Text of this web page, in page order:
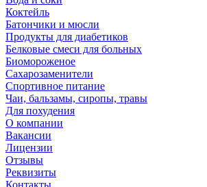
Коктейль
Батончики и мюсли
Продукты для диабетиков
Белковые смеси для больных
Биомороженое
Сахарозаменители
Спортивное питание
Чаи, бальзамы, сиропы, травы
Для похудения
О компании
Вакансии
Лицензии
Отзывы
Реквизиты
Контакты